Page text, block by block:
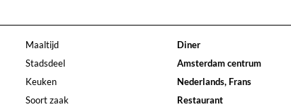
Maaltijd
Diner
Stadsdeel
Amsterdam centrum
Keuken
Nederlands, Frans
Soort zaak
Restaurant